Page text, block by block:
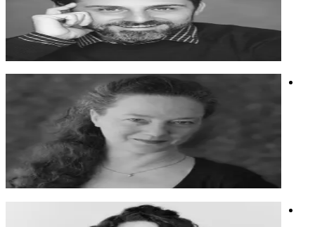
מפיק מוזיקלי, קריין, יוצר תוכן ואמן בינה מלאכותית
מפיק מוזיקלי, קריין, יוצר תוכן ואמן בינה מלאכותית
אמנית. יוצרת בעקבות חלומות בשילוב של טכניקות מסורתיות,
אמנית. יוצרת בעקבות חלומות בשילוב של טכניקות מסורתיות,
יצירה דיגיטלית ו-AI.
אמנות
בינה מלאכותיתאנושיות